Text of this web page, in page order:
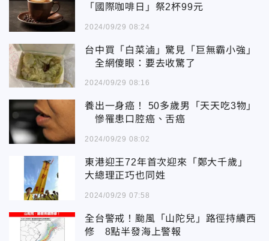
「國際咖啡日」祭2杯99元
2024/09/29 08:24
台中買「白菜滷」驚見「巨無霸小強」
全網傻眼：要去收驚了
2024/09/29 08:16
養出一身癌！ 50多歲男「天天吃3物」
慘罹患口腔癌、舌癌
2024/09/29 08:02
東港迎王72年首次迎來「鄭大千歲」
大總理正巧也同姓
2024/09/29 07:58
全台警戒！颱風「山陀兒」路徑持續西
修 8點半發海上警報